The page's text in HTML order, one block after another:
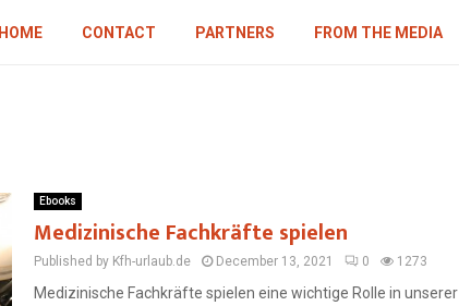
HOME CONTACT PARTNERS FROM THE MEDIA
Ebooks
Medizinische Fachkräfte spielen
Published by Kfh-urlaub.de December 13, 2021 0 1273
Medizinische Fachkräfte spielen eine wichtige Rolle in unserer